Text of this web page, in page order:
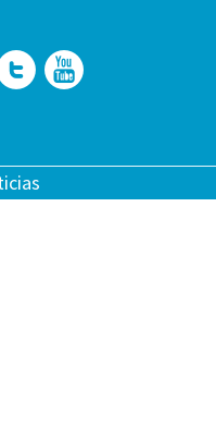
Facebook
Twitter